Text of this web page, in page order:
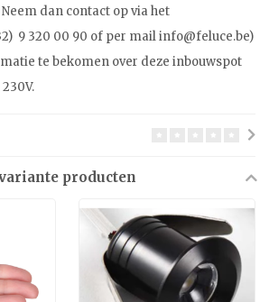
dan contact op via het
9 320 00 90 of per mailinfo@feluce.be)
te bekomen over deze inbouwspot
producten